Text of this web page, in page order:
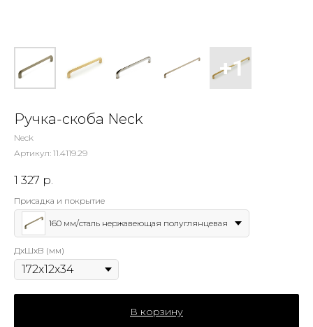
Ручка-скоба Neck
Neck
Артикул: 11.4119.29
1 327 р.
Присадка и покрытие
160 мм/сталь нержавеющая полуглянцевая
ДхШхВ (мм)
В корзину